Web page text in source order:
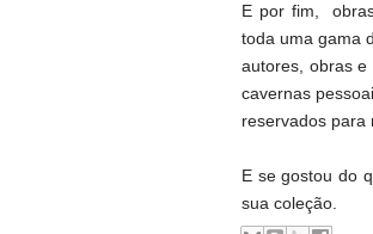
E por fim,
toda uma gama
autores, obras e
cavernas
reservados para
E se gostou do
sua coleção.